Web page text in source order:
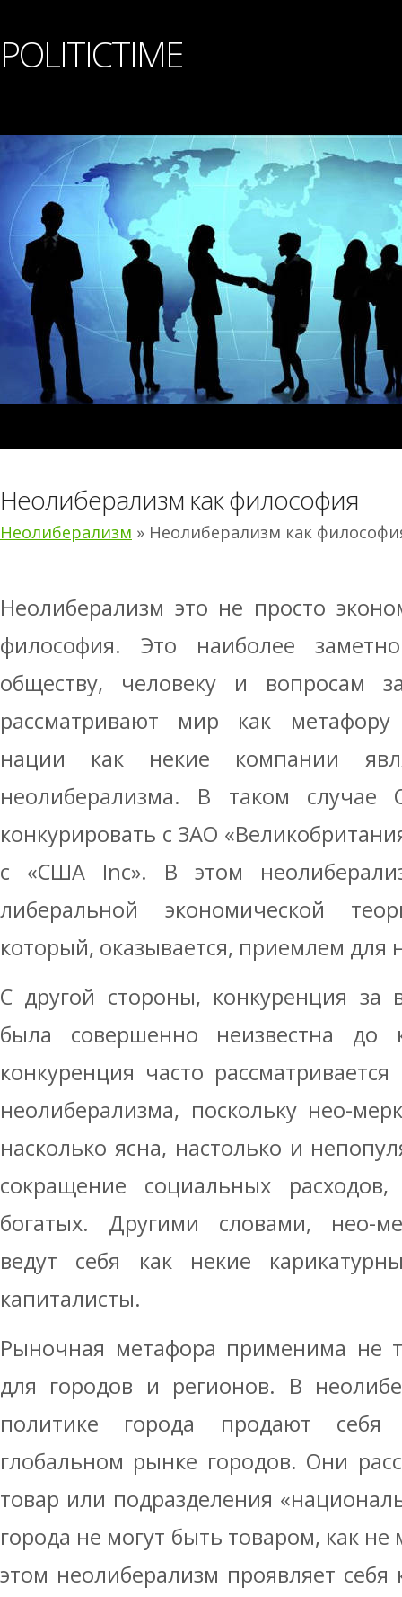
POLITICTIME
Неолиберализм как философия
Неолиберализм » Неолиберализм как
Неолиберализм это не просто
философия. Это наиболее
обществу, человеку и вопросам
рассматривают мир как метафору
нации как некие компании
неолиберализма. В таком случае
конкурировать с ЗАО
с «США Inc». В этом
либеральной экономической
который, оказывается, приемлем для
С другой стороны, конкуренция за
была совершенно неизвестна до
конкуренция часто
неолиберализма, поскольку нео-
насколько ясна, настолько и
сокращение социальных
богатых. Другими словами, нео-
ведут себя как некие
капиталисты.
Рыночная метафора применима не
для городов и регионов. В
политике города продают
глобальном рынке городов. Они
товар или подразделения
города не могут быть товаром, как
этом неолиберализм проявляет